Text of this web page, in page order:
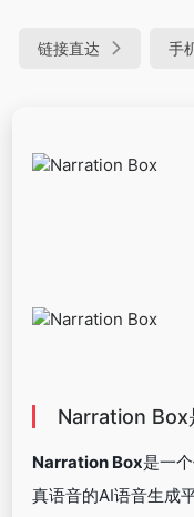
链接直达 手
Narration Box
Narration Box是一
真语音的AI语音生成